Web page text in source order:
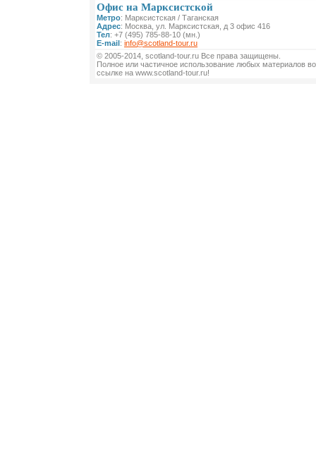
Офис на Марксистской
Метро: Марксистская / Таганская
Адрес: Москва, ул. Марксистская, д 3 офис 416
Тел: +7 (495) 785-88-10 (мн.)
E-mail: info@scotland-tour.ru
© 2005-2014, scotland-tour.ru Все права защищены.
Полное или частичное использование любых материалов
ссылке на www.scotland-tour.ru!